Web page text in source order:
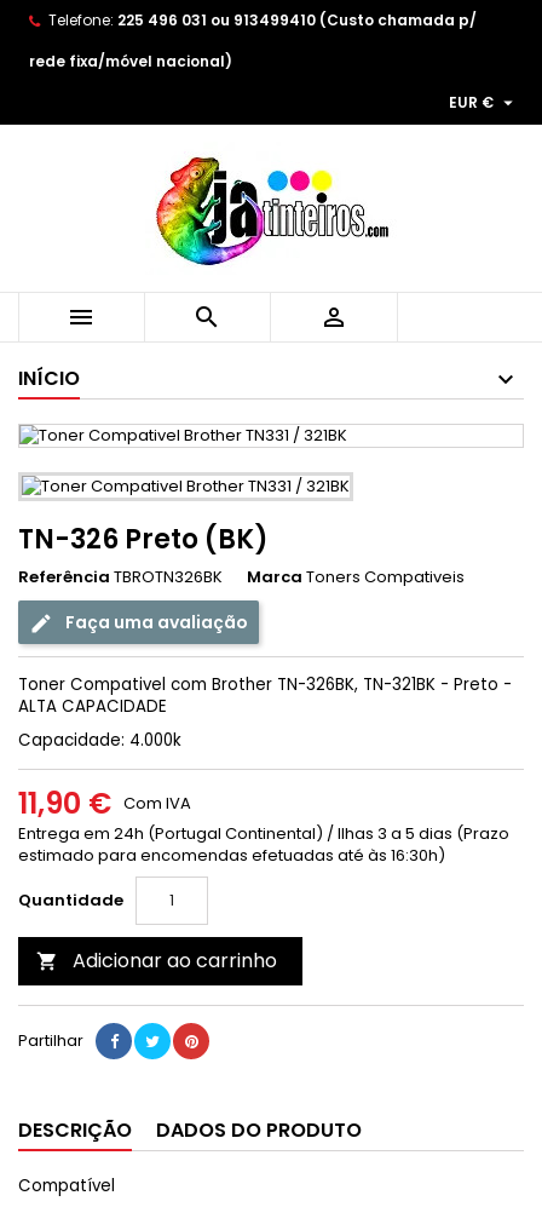
Telefone: 225 496 031 ou 913499410 (Custo chamada p/
rede fixa/móvel nacional)
EUR € 
  
INÍCIO
TN-326 Preto (BK)
Referência TBROTN326BK Marca Toners Compativeis
Faça uma avaliação
Toner Compativel com Brother TN-326BK, TN-321BK - Preto -
ALTA CAPACIDADE
Capacidade: 4.000k
11,90 € Com IVA
Entrega em 24h (Portugal Continental) / Ilhas 3 a 5 dias (Prazo
estimado para encomendas efetuadas até às 16:30h)
Quantidade
 Adicionar ao carrinho
Partilhar
DESCRIÇÃO DADOS DO PRODUTO
Compatível
As minhas listas de desejos ×
((title)) ×
((label))
((cancelText)) ((createText))
Entrar ×
You need to be logged in to save products in your
wishlist.
((cancelText))